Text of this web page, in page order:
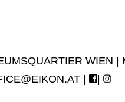
WIEN
| |